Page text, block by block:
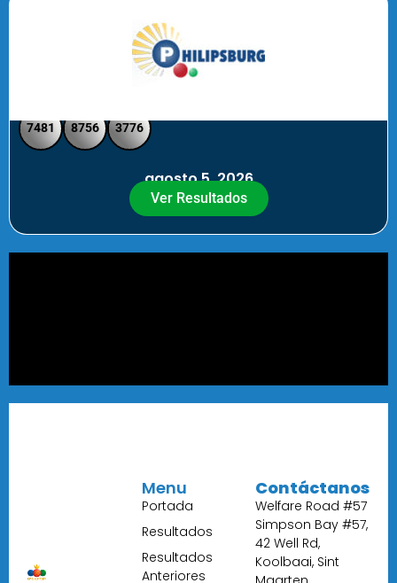
7481 8756 3776
agosto 5, 2026
Ver Resultados
Menu
Portada
Resultados
Resultados
Anteriores
Contáctanos
Welfare Road #57
Simpson Bay #57,
42 Well Rd,
Koolbaai, Sint